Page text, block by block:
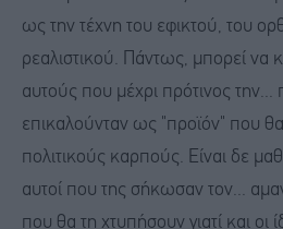
ως την τέχνη του εφικτού, του
ρεαλιστικού. Πάντως, μπορεί να
αυτούς που μέχρι πρότινος την...
επικαλούνταν ως "προϊόν" που
πολιτικούς καρπούς. Είναι δε
αυτοί που της σήκωσαν τον...
που θα τη χτυπήσουν γιατί και οι